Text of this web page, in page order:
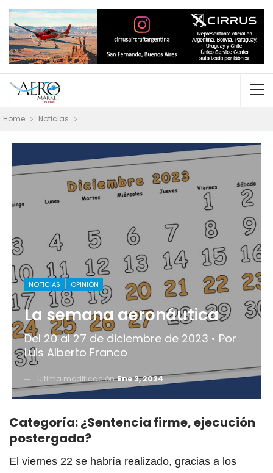
Home Noticias
NOTICIAS OPINIÓN
La semana aeronáutica
Del 20 al 27 de diciembre de 2023 • Por
Luis Alberto Franco
Última modificaciónEne 3, 2024
Categoría: ¿Sentencia firme, ejecución
postergada?
El viernes 22 se habría realizado, gracias a los